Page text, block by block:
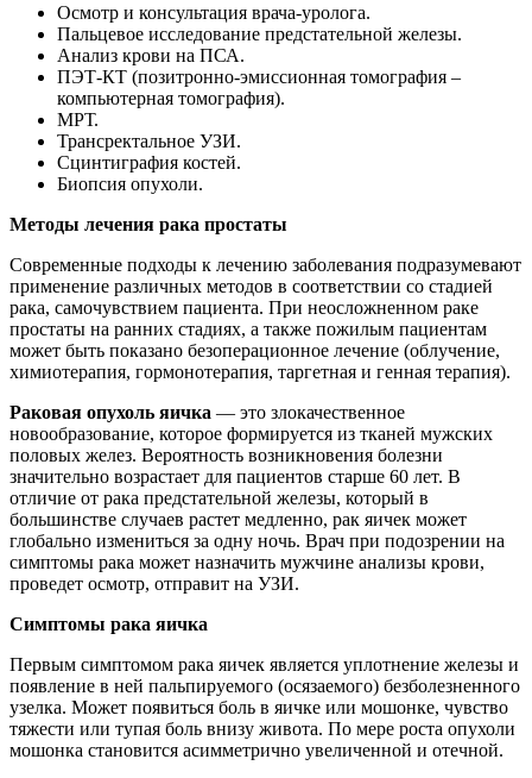
Осмотр и консультация врача-уролога.
Пальцевое исследование предстательной железы.
Анализ крови на ПСА.
ПЭТ-КТ (позитронно-эмиссионная томография –
компьютерная томография).
МРТ.
Трансректальное УЗИ.
Сцинтиграфия костей.
Биопсия опухоли.
Методы лечения рака простаты
Современные подходы к лечению заболевания подразумевают
применение различных методов в соответствии со стадией
рака, самочувствием пациента. При неосложненном раке
простаты на ранних стадиях, а также пожилым пациентам
может быть показано безоперационное лечение (облучение,
химиотерапия, гормонотерапия, таргетная и генная терапия).
Раковая опухоль яичка — это злокачественное
новообразование, которое формируется из тканей мужских
половых желез. Вероятность возникновения болезни
значительно возрастает для пациентов старше 60 лет. В
отличие от рака предстательной железы, который в
большинстве случаев растет медленно, рак яичек может
глобально измениться за одну ночь. Врач при подозрении на
симптомы рака может назначить мужчине анализы крови,
проведет осмотр, отправит на УЗИ.
Симптомы рака яичка
Первым симптомом рака яичек является уплотнение железы и
появление в ней пальпируемого (осязаемого) безболезненного
узелка. Может появиться боль в яичке или мошонке, чувство
тяжести или тупая боль внизу живота. По мере роста опухоли
мошонка становится асимметрично увеличенной и отечной.